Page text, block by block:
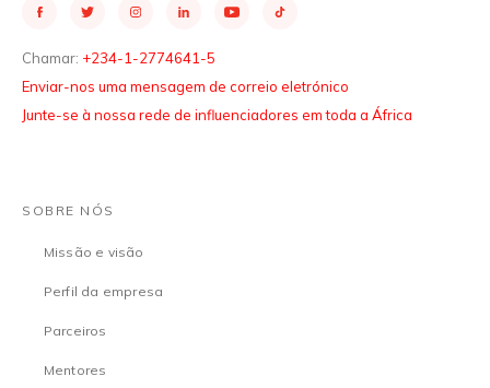
Chamar: +234-1-2774641-5
Enviar-nos uma mensagem de correio eletrónico
Junte-se à nossa rede de influenciadores em toda a África
SOBRE NÓS
Missão e visão
Perfil da empresa
Parceiros
Mentores